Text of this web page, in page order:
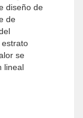
diseño de
de
se
lineal